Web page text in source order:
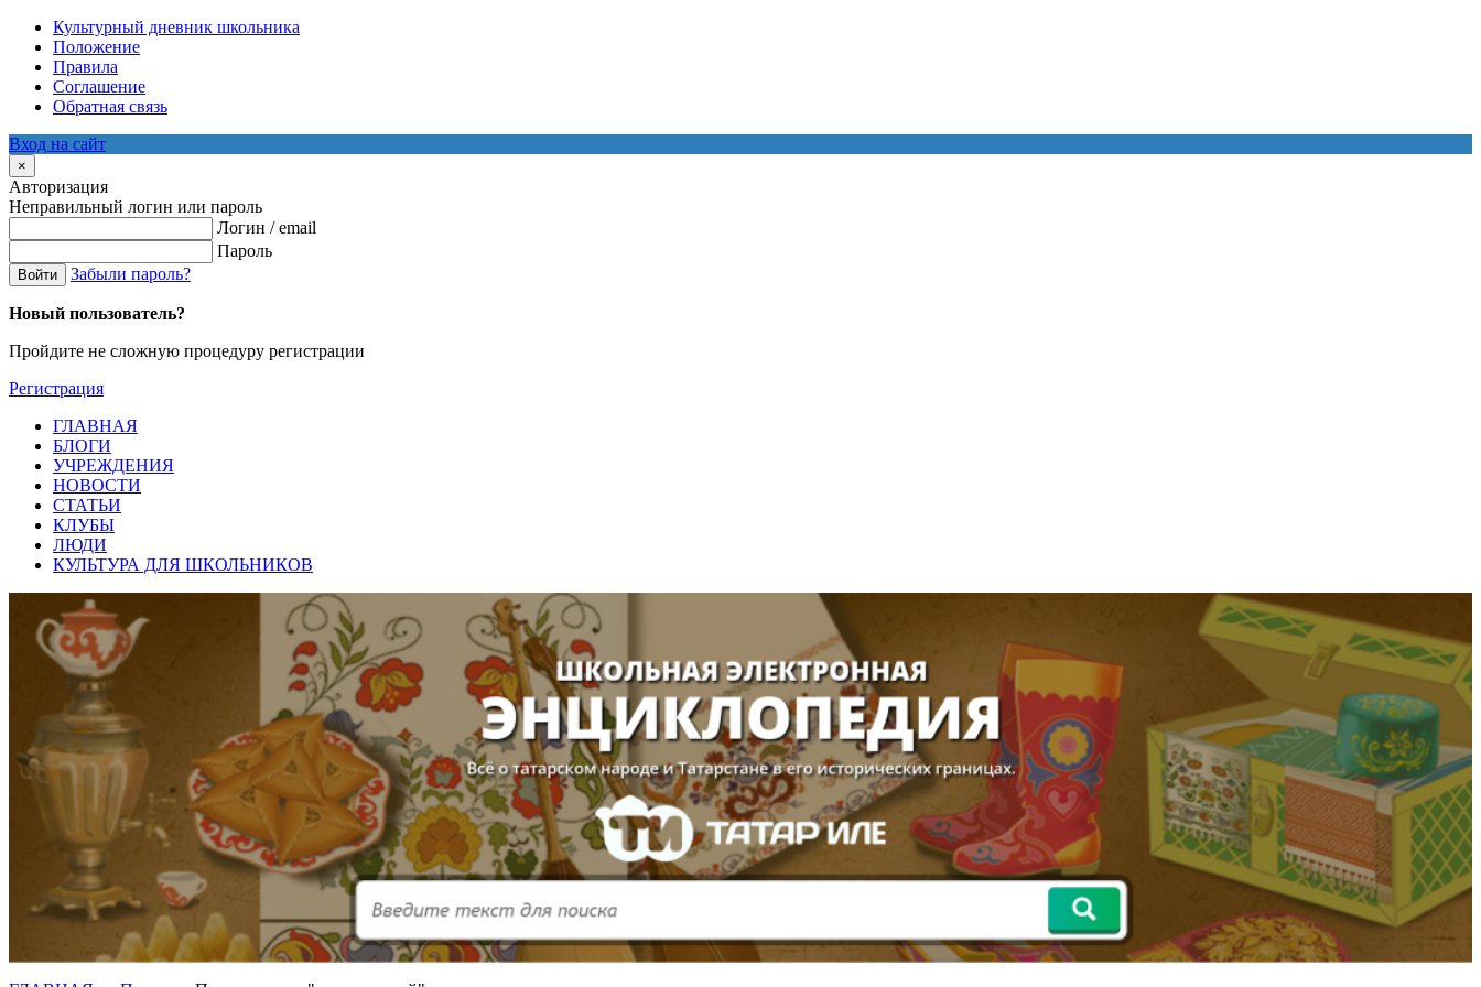
Культурный дневник школьника
Положение
Правила
Соглашение
Обратная связь
Вход на сайт
×
Авторизация
Неправильный логин или пароль
Логин / email
Пароль
Войти Забыли пароль?
Новый пользователь?
Пройдите не сложную процедуру регистрации
Регистрация
ГЛАВНАЯ
БЛОГИ
УЧРЕЖДЕНИЯ
НОВОСТИ
СТАТЬИ
КЛУБЫ
ЛЮДИ
КУЛЬТУРА ДЛЯ ШКОЛЬНИКОВ